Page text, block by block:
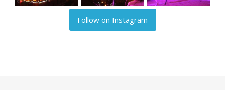
Follow on Instagram